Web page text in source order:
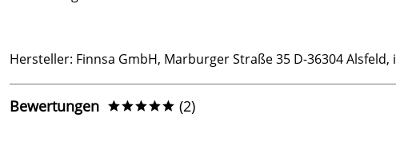
Hersteller: Finnsa GmbH, Marburger Straße 35 D-36304 Alsfeld,
Bewertungen ***** (2)